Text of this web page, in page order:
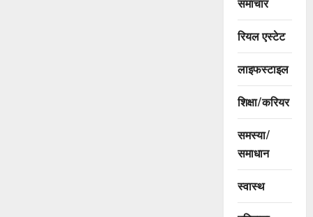
रियल एस्टेट
लाइफस्टाइल
शिक्षा/करियर
समस्या/
समाधान
स्वास्थ